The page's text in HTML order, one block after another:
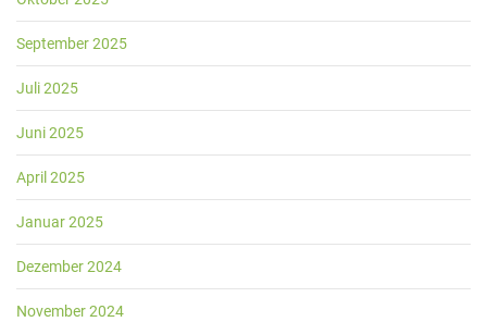
September 2025
Juli 2025
Juni 2025
April 2025
Januar 2025
Dezember 2024
November 2024